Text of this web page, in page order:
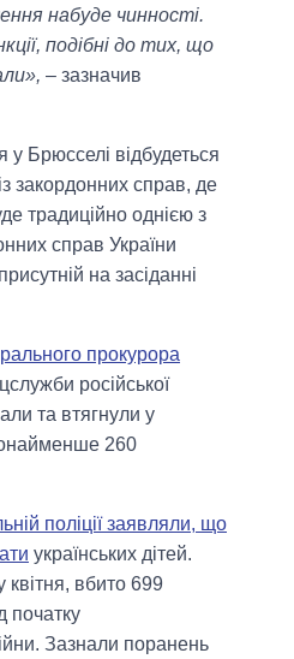
набуде чинності.
подібні до тих, що
– зазначив
у Брюсселі відбудеться
закордонних справ, де
традиційно однією з
справ України
на засіданні
прокурора
російської
та втягнули у
260
поліції заявляли, що
українських дітей.
вбито 699
початку
Зазнали поранень